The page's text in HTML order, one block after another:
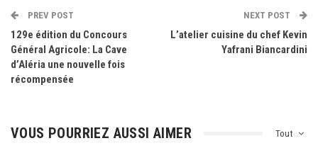
PREV POST
129e édition du Concours
Général Agricole: La Cave
d’Aléria une nouvelle fois
récompensée
NEXT POST
L’atelier cuisine du chef Kevin
Yafrani Biancardini
Tout
VOUS POURRIEZ AUSSI AIMER